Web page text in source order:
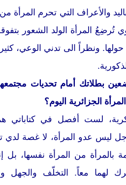
والأعراف التي تحرم المرأة
تُرضِعُ المرأة الولد الشعور
ونظراً الى تدني الوعي،
بطلاتك أمام تحديات
الجزائرية اليوم؟
لست أفصل في كتاباتي
ليس عدو المرأة، لا غصة
بالمرأة من المرأة نفسها، بل
لهما معاً. التخلّف والجهل